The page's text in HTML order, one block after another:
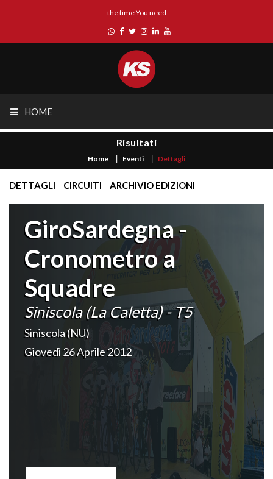
the time You need
HOME
Risultati
Home Eventi Dettagli
DETTAGLI CIRCUITI ARCHIVIO EDIZIONI
GiroSardegna -
Cronometro a
Squadre
Siniscola (La Caletta) - T5
Siniscola (NU)
Giovedì 26 Aprile 2012